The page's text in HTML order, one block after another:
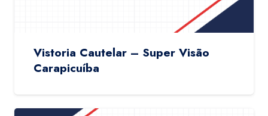
Vistoria Cautelar – Super Visão
Carapicuíba